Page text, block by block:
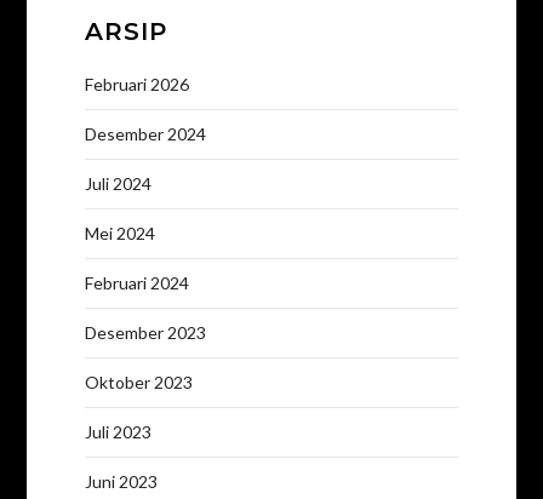
ARSIP
Februari 2026
Desember 2024
Juli 2024
Mei 2024
Februari 2024
Desember 2023
Oktober 2023
Juli 2023
Juni 2023